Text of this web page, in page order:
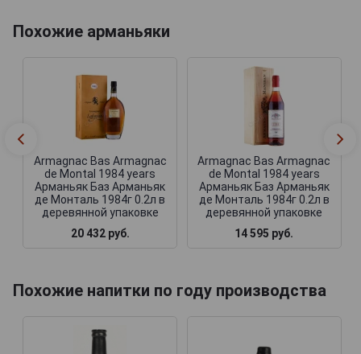
Похожие арманьяки
Armagnac Bas Armagnac
de Montal 1984 years
Арманьяк Баз Арманьяк
де Монталь 1984г 0.2л в
деревянной упаковке
20 432 руб.
Armagnac Bas Armagnac
de Montal 1984 years
Арманьяк Баз Арманьяк
де Монталь 1984г 0.2л в
деревянной упаковке
14 595 руб.
Похожие напитки по году производства